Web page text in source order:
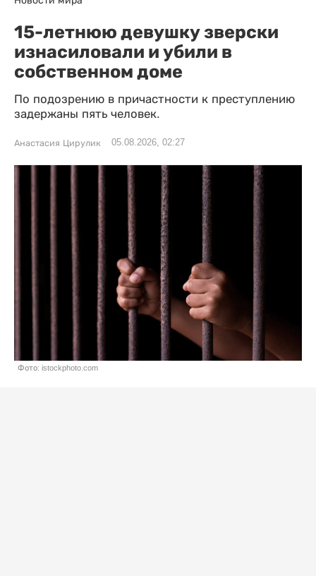
15-летнюю девушку зверски
изнасиловали и убили в
собственном доме
По подозрению в причастности к преступлению
задержаны пять человек.
Анастасия Цирулик 05.08.2026, 02:27
Фото: istockphoto.com